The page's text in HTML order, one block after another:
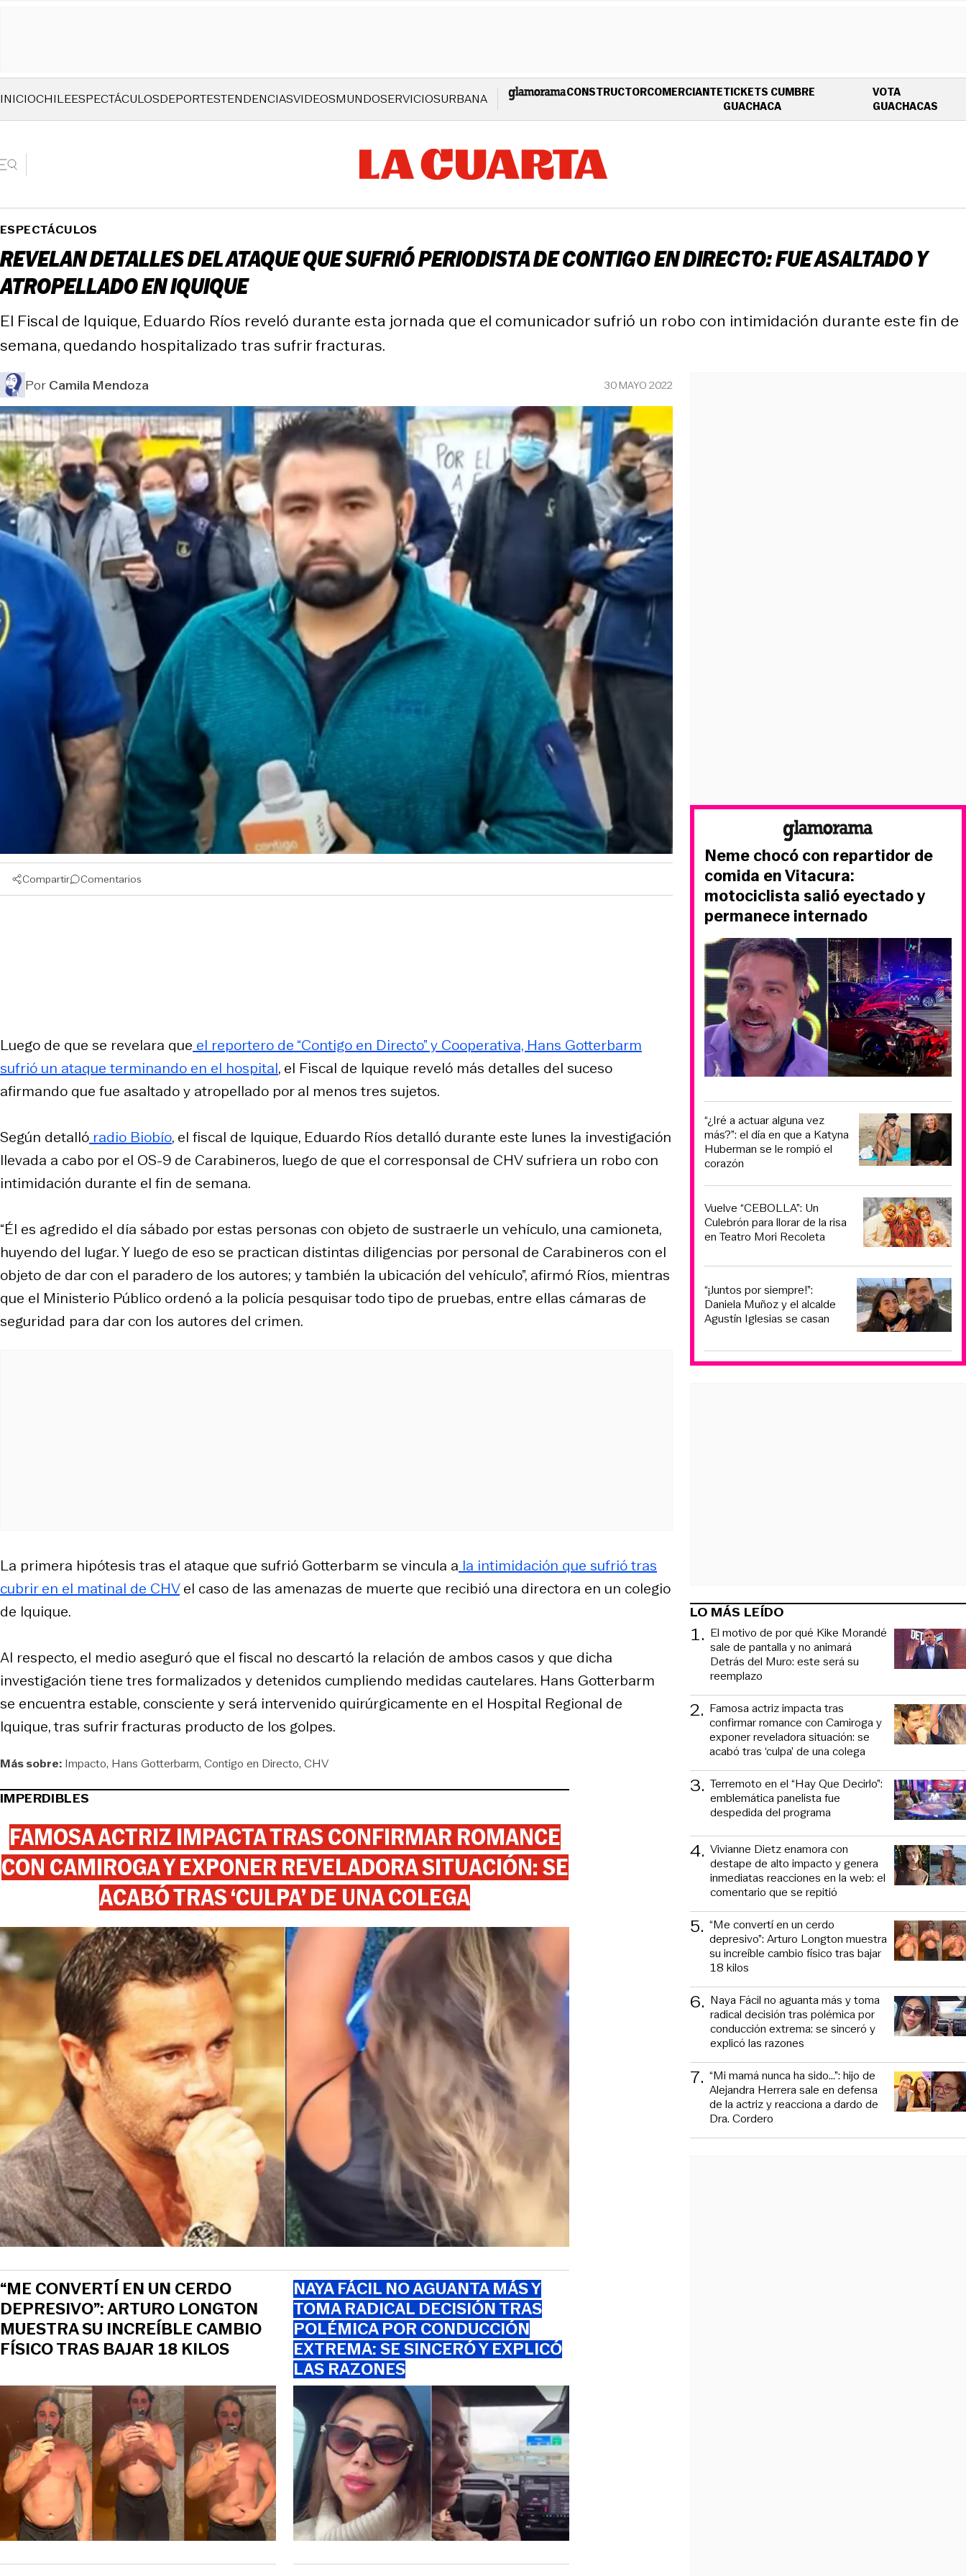
INICIOCHILEESPECTÁCULOSDEPORTESTENDENCIASVIDEOSMUNDOSERVICIOSURBANA CONSTRUCTORCOMERCIANTETICKETS CUMBRE
GUACHACAOPENS IN NEW WINDOW
VOTA
GUACHACAS
ESPECTÁCULOS
REVELAN DETALLES DEL ATAQUE QUE SUFRIÓ PERIODISTA DE CONTIGO EN DIRECTO: FUE ASALTADO Y
ATROPELLADO EN IQUIQUE
El Fiscal de Iquique, Eduardo Ríos reveló durante esta jornada que el comunicador sufrió un robo con intimidación durante este fin de
semana, quedando hospitalizado tras sufrir fracturas.
PorCamila Mendoza 30 MAYO 2022
Compartir Comentarios
Luego de que se revelara que el reportero de “Contigo en Directo” y Cooperativa, Hans Gotterbarm
sufrió un ataque terminando en el hospital, el Fiscal de Iquique reveló más detalles del suceso
afirmando que fue asaltado y atropellado por al menos tres sujetos.
Según detalló radio Biobío, el fiscal de Iquique, Eduardo Ríos detalló durante este lunes la investigación
llevada a cabo por el OS-9 de Carabineros, luego de que el corresponsal de CHV sufriera un robo con
intimidación durante el fin de semana.
“Él es agredido el día sábado por estas personas con objeto de sustraerle un vehículo, una camioneta,
huyendo del lugar. Y luego de eso se practican distintas diligencias por personal de Carabineros con el
objeto de dar con el paradero de los autores; y también la ubicación del vehículo”, afirmó Ríos, mientras
que el Ministerio Público ordenó a la policía pesquisar todo tipo de pruebas, entre ellas cámaras de
seguridad para dar con los autores del crimen.
La primera hipótesis tras el ataque que sufrió Gotterbarm se vincula a la intimidación que sufrió tras
cubrir en el matinal de CHVel caso de las amenazas de muerte que recibió una directora en un colegio
de Iquique.
Al respecto, el medio aseguró que el fiscal no descartó la relación de ambos casos y que dicha
investigación tiene tres formalizados y detenidos cumpliendo medidas cautelares. Hans Gotterbarm
se encuentra estable, consciente y será intervenido quirúrgicamente en el Hospital Regional de
Iquique, tras sufrir fracturas producto de los golpes.
Más sobre: Impacto Hans Gotterbarm Contigo en Directo CHV
IMPERDIBLES
FAMOSA ACTRIZ IMPACTA TRAS CONFIRMAR ROMANCE
CON CAMIROGA Y EXPONER REVELADORA SITUACIÓN: SE
ACABÓ TRAS ‘CULPA’ DE UNA COLEGA
“ME CONVERTÍ EN UN CERDO
DEPRESIVO”: ARTURO LONGTON
MUESTRA SU INCREÍBLE CAMBIO
FÍSICO TRAS BAJAR 18 KILOS
NAYA FÁCIL NO AGUANTA MÁS Y
TOMA RADICAL DECISIÓN TRAS
POLÉMICA POR CONDUCCIÓN
EXTREMA: SE SINCERÓ Y EXPLICÓ
LAS RAZONES
Neme chocó con repartidor de
comida en Vitacura:
motociclista salió eyectado y
permanece internado
“¿Iré a actuar alguna vez
más?”: el día en que a Katyna
Huberman se le rompió el
corazón
Vuelve “CEBOLLA”: Un
Culebrón para llorar de la risa
en Teatro Mori Recoleta
“¡Juntos por siempre!”:
Daniela Muñoz y el alcalde
Agustín Iglesias se casan
LO MÁS LEÍDO
1. El motivo de por qué Kike Morandé
sale de pantalla y no animará
Detrás del Muro: este será su
reemplazo
2. Famosa actriz impacta tras
confirmar romance con Camiroga y
exponer reveladora situación: se
acabó tras ‘culpa’ de una colega
3. Terremoto en el “Hay Que Decirlo”:
emblemática panelista fue
despedida del programa
4. Vivianne Dietz enamora con
destape de alto impacto y genera
inmediatas reacciones en la web: el
comentario que se repitió
5. “Me convertí en un cerdo
depresivo”: Arturo Longton muestra
su increíble cambio físico tras bajar
18 kilos
6. Naya Fácil no aguanta más y toma
radical decisión tras polémica por
conducción extrema: se sinceró y
explicó las razones
7. “Mi mamá nunca ha sido...”: hijo de
Alejandra Herrera sale en defensa
de la actriz y reacciona a dardo de
Dra. Cordero